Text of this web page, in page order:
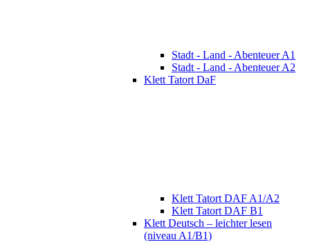
Stadt - Land - Abenteuer A1
Stadt - Land - Abenteuer A2
Klett Tatort DaF
Klett Tatort DAF A1/A2
Klett Tatort DAF B1
Klett Deutsch – leichter lesen
(niveau A1/B1)